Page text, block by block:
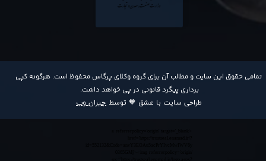
​تمامی حقوق این سایت و مطالب آن برای گروه وکلای پرگاس محفوظ است. هرگونه کپی
برداری پیگرد قانونی در پی خواهد داشت​​​​​​​.
طراحی سایت با عشق 🧡 توسط جیران وب